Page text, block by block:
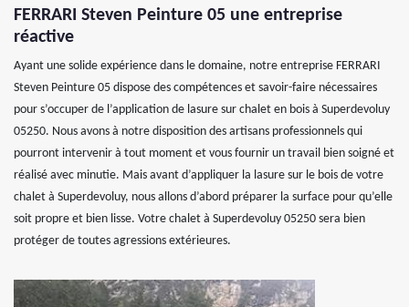
FERRARI Steven Peinture 05 une entreprise
réactive
Ayant une solide expérience dans le domaine, notre entreprise FERRARI
Steven Peinture 05 dispose des compétences et savoir-faire nécessaires
pour s’occuper de l’application de lasure sur chalet en bois à Superdevoluy
05250. Nous avons à notre disposition des artisans professionnels qui
pourront intervenir à tout moment et vous fournir un travail bien soigné et
réalisé avec minutie. Mais avant d’appliquer la lasure sur le bois de votre
chalet à Superdevoluy, nous allons d’abord préparer la surface pour qu’elle
soit propre et bien lisse. Votre chalet à Superdevoluy 05250 sera bien
protéger de toutes agressions extérieures.